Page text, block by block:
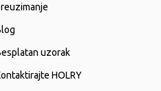
uzorak
HOLRY